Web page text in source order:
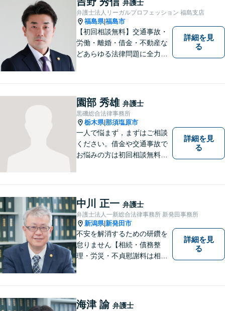
弁護士
弁護士法人リーガルプロフェッション 福島支店
福島県|福島市
【初回相談無料】交通事故・
労働・離婚・借金・不動産な
どあらゆる法律問題に全力を
くことを最も重視ししていま
す。お困りの方はまずはご相
談ください。
詳細を見
る
園部 秀雄 弁護士
黒磯総合法律事務所
栃木県|那須塩原市
一人で悩まず，まずはご相談
ください。借金や交通事故で
お悩みの方は初回相談無料で
詳細を見
る
中川 正一 弁護士
弁護士法人一新総合法律事務所 新発田事務所
新潟県|新発田市
不安を解消するための研鑽を
怠りません【相続・債務整
理・労災・不貞慰謝料は相談
費用特約利用の場合は除
く）】【土曜相談可】
詳細を見
る
海津 諭 弁護士